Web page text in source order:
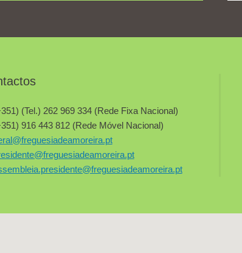
(Tel.) 262 969 334 (Rede Fixa Nacional)
916 443 812 (Rede Móvel Nacional)